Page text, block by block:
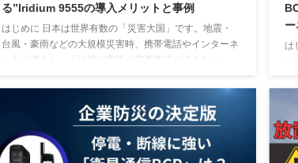
る”Iridium 9555の導入メリットと事例
はじめに 日本は世界有数の「災害大国」です。地震・
台風・豪雨などの大規模災害時、携帯電話やインターネ
ットが停止し、「社員や家族の安否確認ができない」
発生してきました。 事業継続計画（BCP）における最大
のリスクは “通信断絶”。本記事では、BCP担当者の方に
向けて、災害時でも“最後までつながる”通信手段＝
Iridium 9555 の導入メリットを解説します。 H2-1. BCP
における通信手段の重要性 災害時に最優先されるのは
ー
は
に
ど